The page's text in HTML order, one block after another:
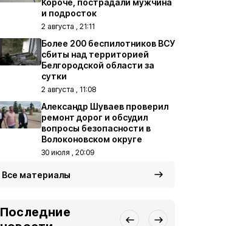
Короче, пострадали мужчина
и подросток
2 августа , 21:11
Более 200 беспилотников ВСУ
сбиты над территорией
Белгородской области за
сутки
2 августа , 11:08
Александр Шуваев проверил
ремонт дорог и обсудил
вопросы безопасности в
Волоконовском округе
30 июля , 20:09
Все материалы
Последние